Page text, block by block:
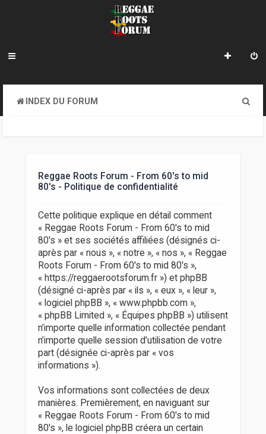
INDEX DU FORUM
Reggae Roots Forum - From 60's to mid
80's - Politique de confidentialité
Cette politique explique en détail comment
« Reggae Roots Forum - From 60's to mid
80's » et ses sociétés affiliées (désignés ci-
après par « nous », « notre », « nos », « Reggae
Roots Forum - From 60's to mid 80's »,
« https://reggaerootsforum.fr ») et phpBB
(désigné ci-après par « ils », « eux », « leur »,
« logiciel phpBB », « www.phpbb.com »,
« phpBB Limited », « Équipes phpBB ») utilisent
n’importe quelle information collectée pendant
n’importe quelle session d’utilisation de votre
part (désignée ci-après par « vos
informations »).
Vos informations sont collectées de deux
manières. Premièrement, en naviguant sur
« Reggae Roots Forum - From 60's to mid
80's », le logiciel phpBB créera un certain